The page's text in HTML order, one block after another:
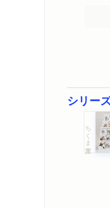
シリー
ちくま文庫